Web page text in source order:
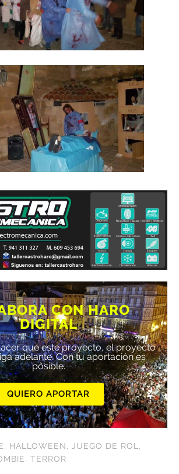
CON HARO
DIGITAL
que este proyecto, el proyecto
adelante. Con tu aportación es
posible.
QUIERO APORTAR
, HALLOWEEN, JUEGO DE ROL ,
, TERROR